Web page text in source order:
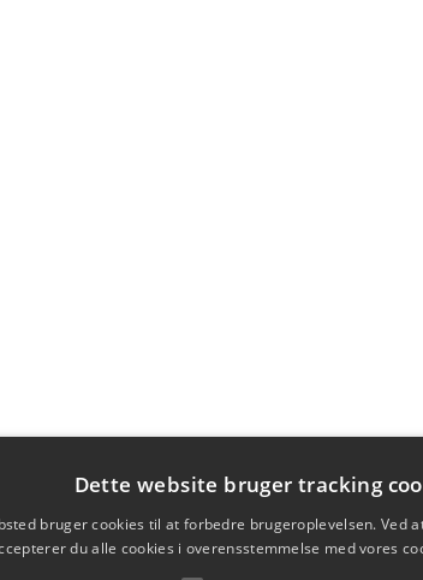
Dette website bruger tracking
bruger cookies til at forbedre brugeroplevelsen. Ved
du alle cookies i overensstemmelse med vores